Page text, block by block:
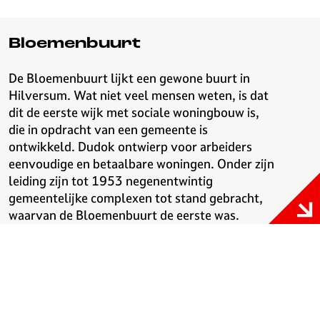
Bloemenbuurt
De Bloemenbuurt lijkt een gewone buurt in
Hilversum. Wat niet veel mensen weten, is dat
dit de eerste wijk met sociale woningbouw is,
die in opdracht van een gemeente is
ontwikkeld. Dudok ontwierp voor arbeiders
eenvoudige en betaalbare woningen. Onder zijn
leiding zijn tot 1953 negenentwintig
gemeentelijke complexen tot stand gebracht,
waarvan de Bloemenbuurt de eerste was.